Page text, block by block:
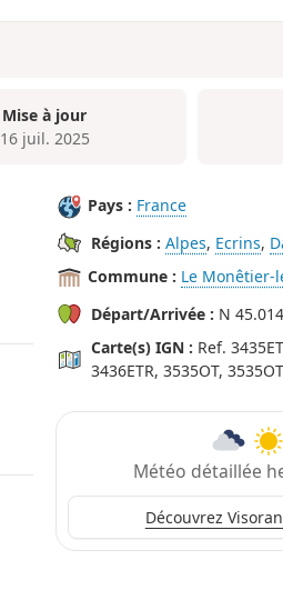
Mise à jour
16 juil. 2025
Pays : France
Régions : Alpes, Ecrins,
Commune : Le Monêtier-
Départ/Arrivée : N
Carte(s) IGN : Ref.
3436ETR, 3535OT,
Météo détaillée
Découvrez